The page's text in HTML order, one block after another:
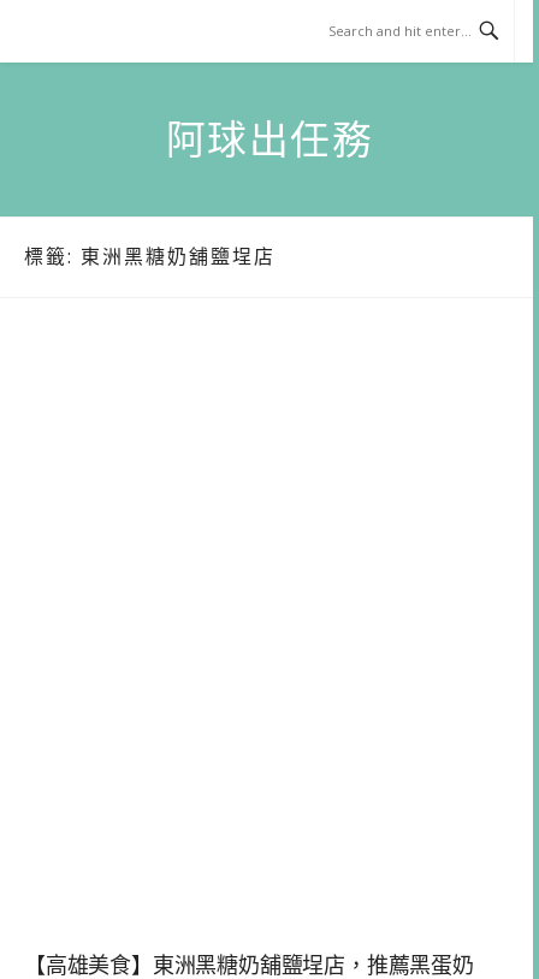
content
阿球出任務
標籤: 東洲黑糖奶舖鹽埕店
【高雄美食】東洲黑糖奶舖鹽埕店，推薦黑蛋奶